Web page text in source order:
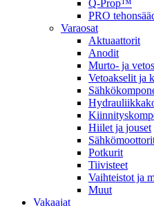
Q-Prop™
PRO
Varaosat
Aktuaattorit
Anodit
Murto- ja
Vetoakselit ja
Hiilet ja jouset
Potkurit
Tiivisteet
Vaihteistot ja
Muut
Vakaajat